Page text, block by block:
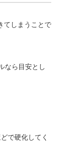
てしまうことで
なら目安とし
で硬化してく